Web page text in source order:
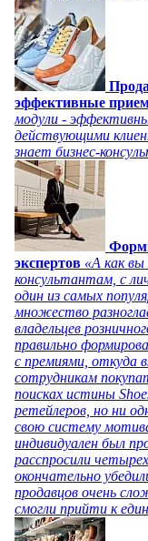
эффективные
модули -
действующими
знает бизнес-
экспертов «А как вы
консультантам, с
один из самых
множество
владельцев
правильно
с премиями, откуда
сотрудникам
поисках истины
ретейлеров, но ни
свою систему
индивидуален был
расспросили
окончательно
продавцов очень
смогли прийти к